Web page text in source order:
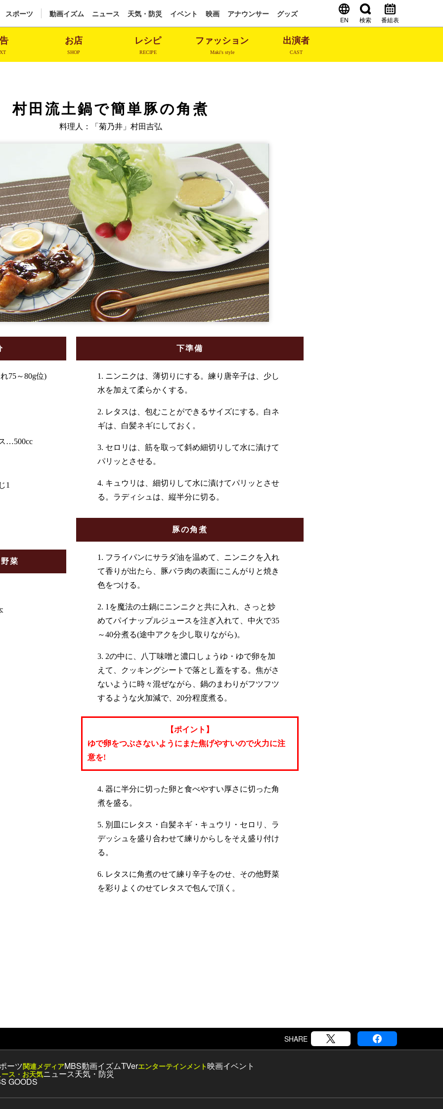
スポーツ 動画イズム ニュース 天気・防災 イベント 映画 アナウンサー グッズ
EN 検索 番組表
お店
SHOP
レシピ
RECIPE
ファッション
Maki's style
出演者
CAST
村田流土鍋で簡単豚の角煮
料理人：「菊乃井」村田吉弘
75～80g位)
…500cc
1
菜
下準備
1. ニンニクは、薄切りにする。練り唐辛子は、少し
水を加えて柔らかくする。
2. レタスは、包むことができるサイズにする。白ネ
ギは、白髪ネギにしておく。
3. セロリは、筋を取って斜め細切りして水に漬けて
パリッとさせる。
4. キュウリは、細切りして水に漬けてパリッとさせ
る。ラディシュは、縦半分に切る。
豚の角煮
1. フライパンにサラダ油を温めて、ニンニクを入れ
て香りが出たら、豚バラ肉の表面にこんがりと焼き
色をつける。
2. 1を魔法の土鍋にニンニクと共に入れ、さっと炒
めてパイナップルジュースを注ぎ入れて、中火で35
～40分煮る(途中アクを少し取りながら)。
3. 2の中に、八丁味噌と濃口しょうゆ・ゆで卵を加
えて、クッキングシートで落とし蓋をする。焦がさ
ないように時々混ぜながら、鍋のまわりがフツフツ
するような火加減で、20分程度煮る。
【ポイント】
ゆで卵をつぶさないようにまた焦げやすいので火力に注
意を!
4. 器に半分に切った卵と食べやすい厚さに切った角
煮を盛る。
5. 別皿にレタス・白髪ネギ・キュウリ・セロリ、ラ
デッシュを盛り合わせて練りからしをそえ盛り付け
る。
6. レタスに角煮のせて練り辛子をのせ、その他野菜
を彩りよくのせてレタスで包んで頂く。
SHARE
ーツ関連メディアMBS動画イズムTVerエンターテインメント映画イベント
ース・お天気ニュース天気・防災
GOODS